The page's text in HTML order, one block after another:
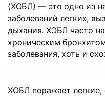
(ХОБЛ) — это одно из
заболеваний легких,
дыхания. ХОБЛ часто
хроническим
заболевания, хоть и
ХОБЛ поражает легкие,